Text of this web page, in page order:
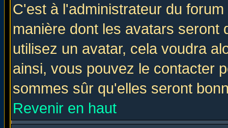
C'est à l'administrateur du
manière dont les avatars seront
utilisez un avatar, cela voudra
ainsi, vous pouvez le contacter
sommes sûr qu'elles seront
Revenir en haut